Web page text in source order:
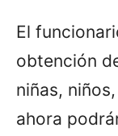
El
obtención
niñas,
ahora